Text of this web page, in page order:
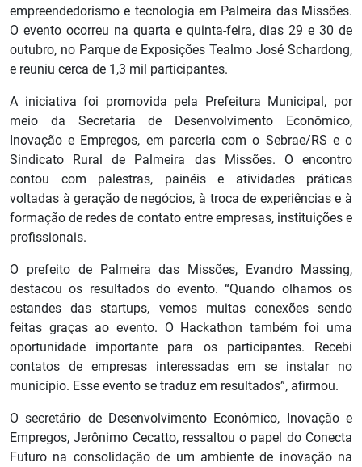
empreendedorismo e tecnologia em Palmeira das Missões.
O evento ocorreu na quarta e quinta-feira, dias 29 e 30 de
outubro, no Parque de Exposições Tealmo José Schardong,
e reuniu cerca de 1,3 mil participantes.
A iniciativa foi promovida pela Prefeitura Municipal, por
meio da Secretaria de Desenvolvimento Econômico,
Inovação e Empregos, em parceria com o Sebrae/RS e o
Sindicato Rural de Palmeira das Missões. O encontro
contou com palestras, painéis e atividades práticas
voltadas à geração de negócios, à troca de experiências e à
formação de redes de contato entre empresas, instituições e
profissionais.
O prefeito de Palmeira das Missões, Evandro Massing,
destacou os resultados do evento. “Quando olhamos os
estandes das startups, vemos muitas conexões sendo
feitas graças ao evento. O Hackathon também foi uma
oportunidade importante para os participantes. Recebi
contatos de empresas interessadas em se instalar no
município. Esse evento se traduz em resultados”, afirmou.
O secretário de Desenvolvimento Econômico, Inovação e
Empregos, Jerônimo Cecatto, ressaltou o papel do Conecta
Futuro na consolidação de um ambiente de inovação na